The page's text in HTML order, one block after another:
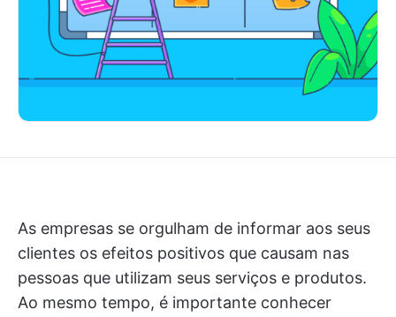
As empresas se orgulham de informar aos seus
clientes os efeitos positivos que causam nas
pessoas que utilizam seus serviços e produtos.
Ao mesmo tempo, é importante conhecer